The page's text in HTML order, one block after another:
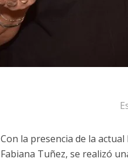
Con la presencia de la
Fabiana Tuñez, se realizó